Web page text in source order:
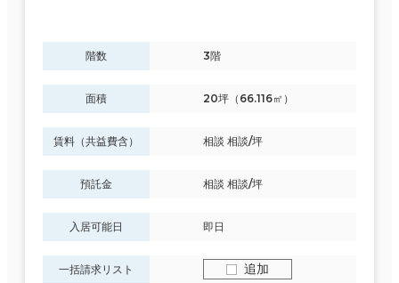
階数 3階
面積 20坪（66.116㎡）
賃料（共益費含） 相談 相談/坪
預託金 相談 相談/坪
入居可能日 即日
一括請求リスト 追加